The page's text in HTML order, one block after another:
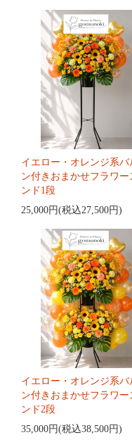
イエロー・オレンジ系バ
ン付きおまかせフラワー
ンド1段
25,000円(税込27,500円)
イエロー・オレンジ系バ
ン付きおまかせフラワー
ンド2段
35,000円(税込38,500円)